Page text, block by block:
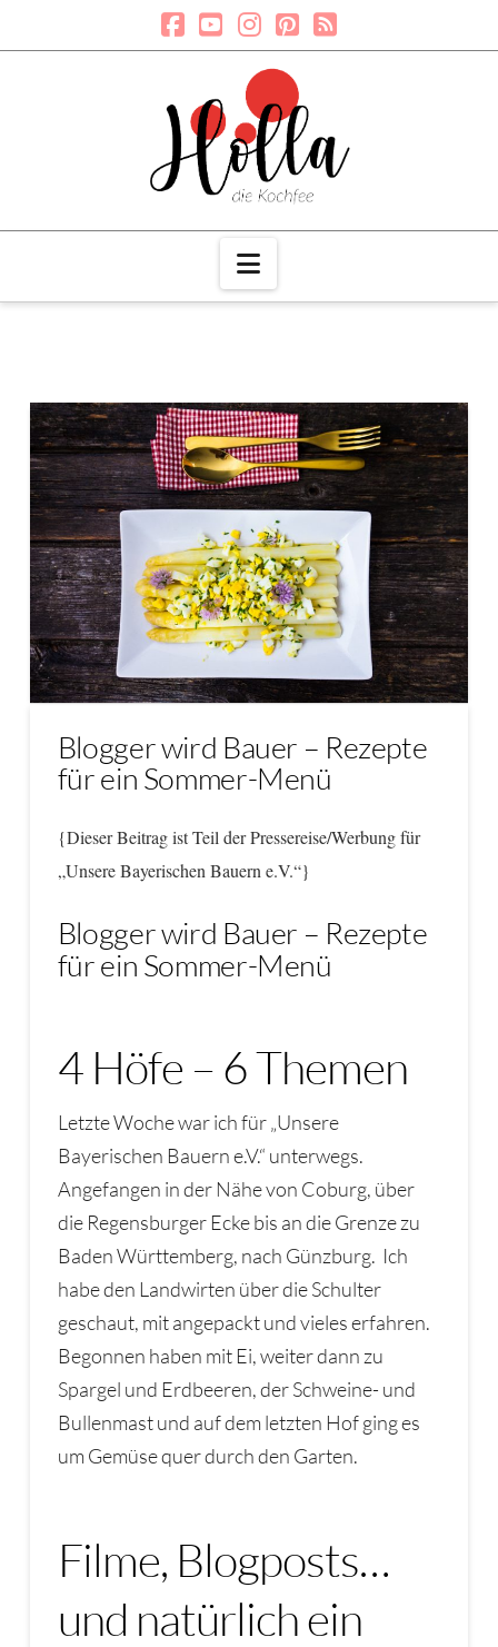
Navigation
Blogger wird Bauer – Rezepte
für ein Sommer-Menü
{Dieser Beitrag ist Teil der Pressereise/Werbung für
„Unsere Bayerischen Bauern e.V.“}
Blogger wird Bauer – Rezepte
für ein Sommer-Menü
4 Höfe – 6 Themen
Letzte Woche war ich für „Unsere
Bayerischen Bauern e.V.“ unterwegs.
Angefangen in der Nähe von Coburg, über
die Regensburger Ecke bis an die Grenze zu
Baden Württemberg, nach Günzburg. Ich
habe den Landwirten über die Schulter
geschaut, mit angepackt und vieles erfahren.
Begonnen haben mit Ei, weiter dann zu
Spargel und Erdbeeren, der Schweine- und
Bullenmast und auf dem letzten Hof ging es
um Gemüse quer durch den Garten.
Filme, Blogposts…
und natürlich ein